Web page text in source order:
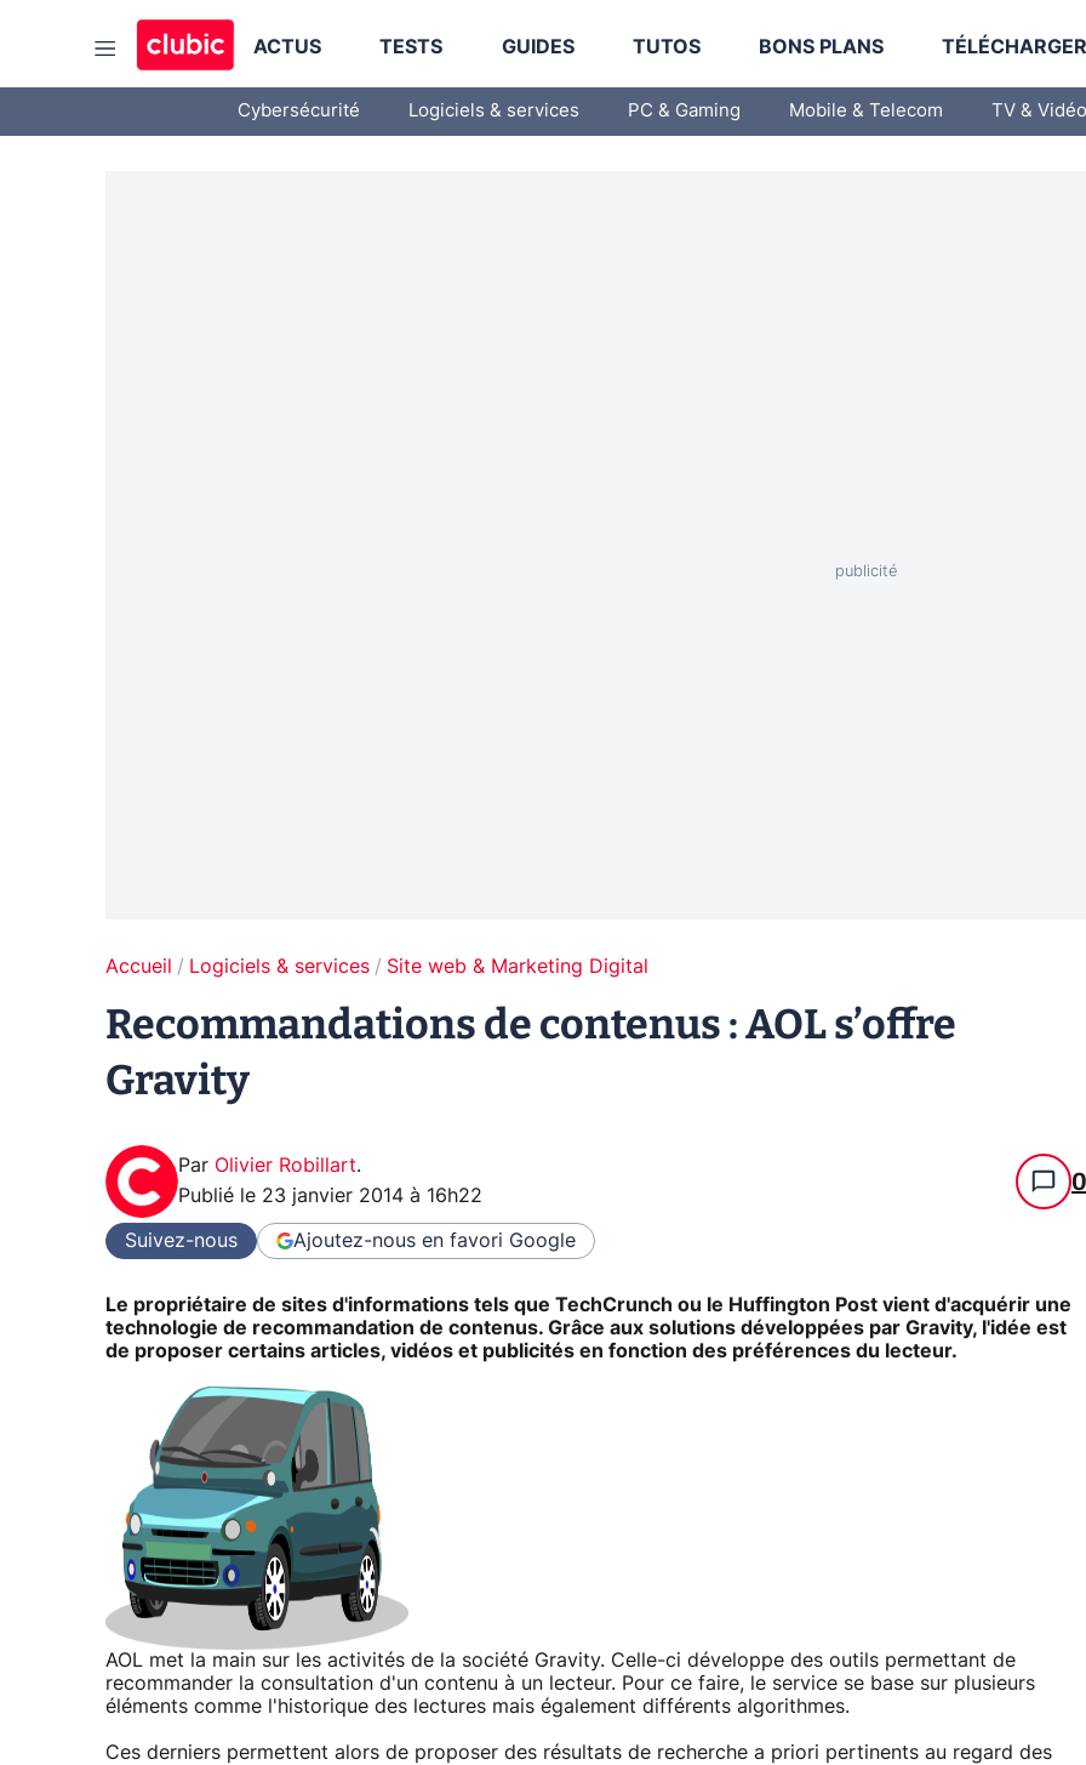
ACTUS TESTS GUIDES TUTOS BONS PLANS
Cybersécurité Logiciels & services PC & Gaming Mobile & Telecom TV & Vidéo
Accueil Logiciels & services Site web & Marketing Digital
Recommandations de contenus : AOL s’offre
Gravity
Par Olivier Robillart.
Publié le 23 janvier 2014 à 16h22 0
Suivez-nous Ajoutez-nous en favori Google
Le propriétaire de sites d'informations tels que TechCrunch ou le Huffington Post vient d'acquérir une
technologie de recommandation de contenus. Grâce aux solutions développées par Gravity, l'idée est
de proposer certains articles, vidéos et publicités en fonction des préférences du lecteur.
AOL met la main sur les activités de la société Gravity. Celle-ci développe des outils permettant de
recommander la consultation d'un contenu à un lecteur. Pour ce faire, le service se base sur plusieurs
éléments comme l'historique des lectures mais également différents algorithmes.
Ces derniers permettent alors de proposer des résultats de recherche a priori pertinents au regard des